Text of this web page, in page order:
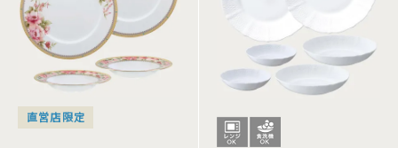
直営店限定